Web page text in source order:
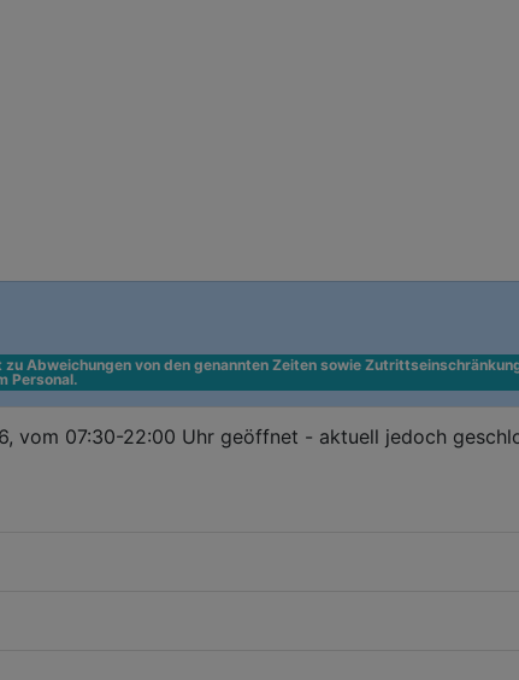
Abweichungen von den genannten Zeiten sowie
Personal.
vom 07:30-22:00 Uhr geöffnet - aktuell jedoch